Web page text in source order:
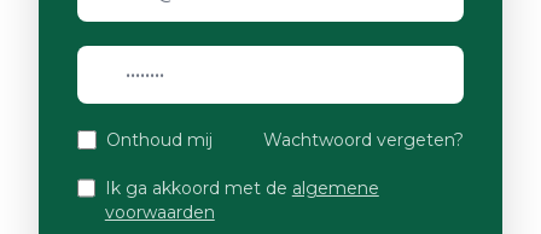
Onthoud mij Wachtwoord vergeten?
Ik ga akkoord met de algemene
voorwaarden